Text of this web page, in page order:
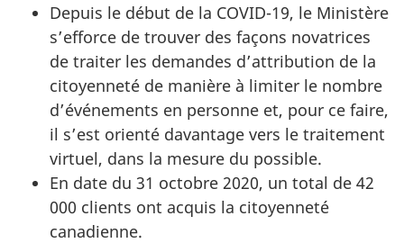
Depuis le début de la COVID-19, le Ministère
s’efforce de trouver des façons novatrices
de traiter les demandes d’attribution de la
citoyenneté de manière à limiter le nombre
d’événements en personne et, pour ce faire,
il s’est orienté davantage vers le traitement
virtuel, dans la mesure du possible.
En date du 31 octobre 2020, un total de 42
000 clients ont acquis la citoyenneté
canadienne.